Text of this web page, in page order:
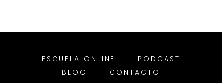
ESCUELA ONLINE
PODCAST
BLOG
CONTACTO